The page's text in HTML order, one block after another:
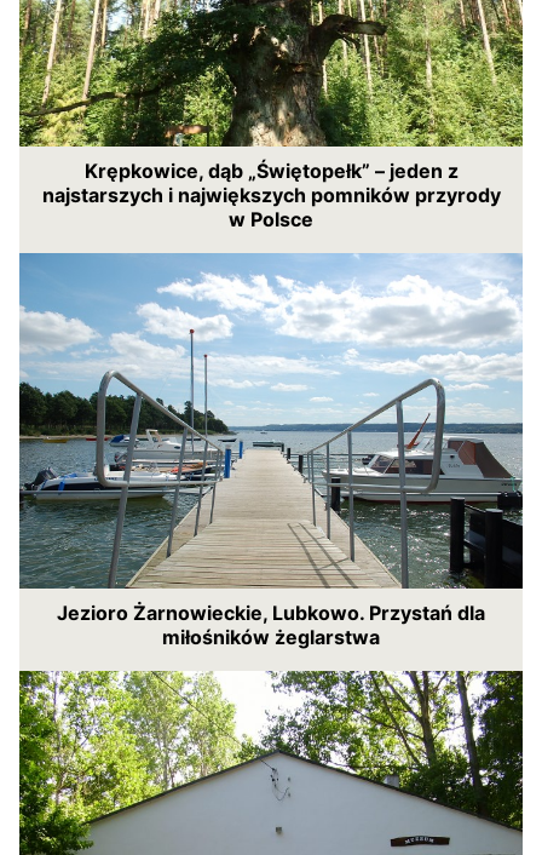
Krępkowice, dąb „Świętopełk” – jeden z
najstarszych i największych pomników przyrody
w Polsce
Jezioro Żarnowieckie, Lubkowo. Przystań dla
miłośników żeglarstwa